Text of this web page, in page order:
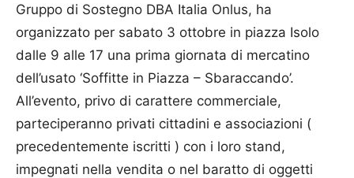
Gruppo di Sostegno DBA Italia Onlus, ha
organizzato per sabato 3 ottobre in piazza Isolo
dalle 9 alle 17 una prima giornata di mercatino
dell’usato ‘Soffitte in Piazza – Sbaraccando’.
All’evento, privo di carattere commerciale,
parteciperanno privati cittadini e associazioni (
precedentemente iscritti ) con i loro stand,
impegnati nella vendita o nel baratto di oggetti